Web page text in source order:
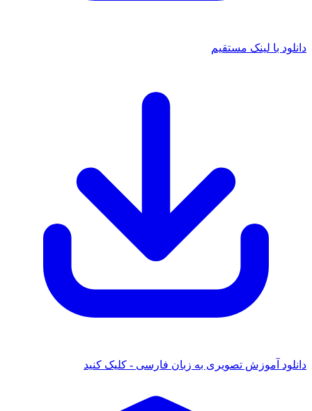
دانلود با لینک مستقیم
دانلود آموزش تصویری به زبان فارسی - کلیک کنید